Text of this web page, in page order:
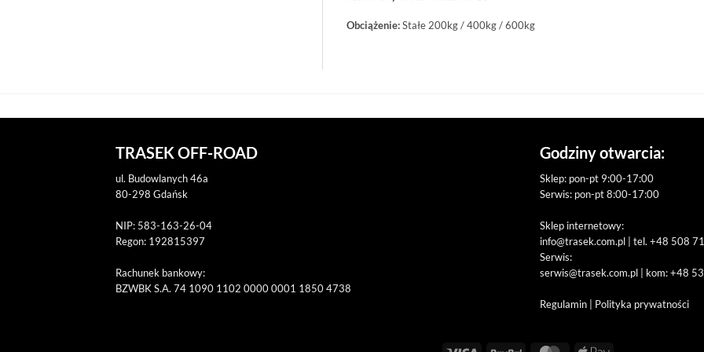
Obciążenie:Stałe 200kg / 400kg / 600kg
TRASEK OFF-ROAD
ul. Budowlanych 46a
80-298 Gdańsk
NIP: 583-163-26-04
Regon: 192815397
Rachunek bankowy:
BZWBK S.A. 74 1090 1102 0000 0001 1850 4738
Godziny otwarcia:
Sklep: pon-pt 9:00-17:00
Serwis: pon-pt 8:00-17:00
Sklep internetowy:
info@trasek.com.pl | tel. +48 508
Serwis:
serwis@trasek.com.pl | kom: +48
Regulamin Polityka prywatności